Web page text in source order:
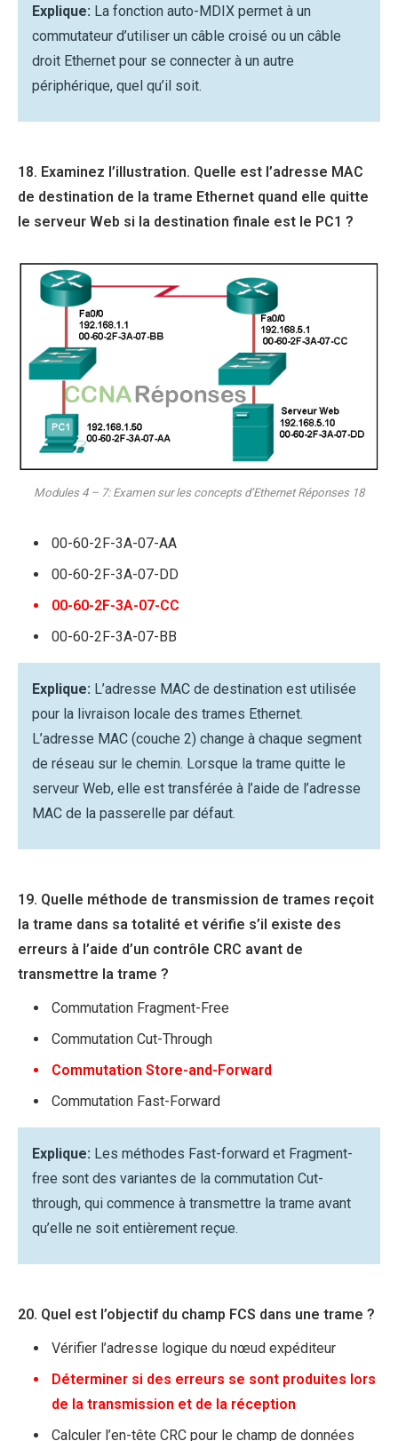
Explique: La fonction auto-MDIX permet à un
commutateur d’utiliser un câble croisé ou un câble
droit Ethernet pour se connecter à un autre
périphérique, quel qu’il soit.
18. Examinez l’illustration. Quelle est l’adresse MAC
de destination de la trame Ethernet quand elle quitte
le serveur Web si la destination finale est le PC1 ?
Modules 4 – 7: Examen sur les concepts d’Ethernet Réponses 18
00-60-2F-3A-07-AA
00-60-2F-3A-07-DD
00-60-2F-3A-07-CC
00-60-2F-3A-07-BB
Explique: L’adresse MAC de destination est utilisée
pour la livraison locale des trames Ethernet.
L’adresse MAC (couche 2) change à chaque segment
de réseau sur le chemin. Lorsque la trame quitte le
serveur Web, elle est transférée à l’aide de l’adresse
MAC de la passerelle par défaut.
19. Quelle méthode de transmission de trames reçoit
la trame dans sa totalité et vérifie s’il existe des
erreurs à l’aide d’un contrôle CRC avant de
transmettre la trame ?
Commutation Fragment-Free
Commutation Cut-Through
Commutation Store-and-Forward
Commutation Fast-Forward
Explique: Les méthodes Fast-forward et Fragment-
free sont des variantes de la commutation Cut-
through, qui commence à transmettre la trame avant
qu’elle ne soit entièrement reçue.
20. Quel est l’objectif du champ FCS dans une trame ?
Vérifier l’adresse logique du nœud expéditeur
Déterminer si des erreurs se sont produites lors
de la transmission et de la réception
Calculer l’en-tête CRC pour le champ de données